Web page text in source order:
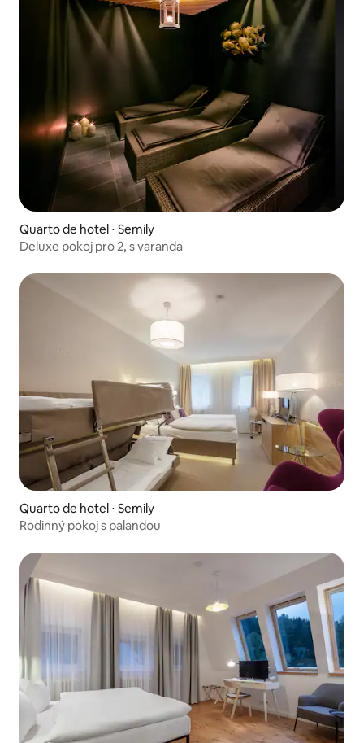
Quarto de hotel ⋅ Semily
Deluxe pokoj pro 2, s varanda
Quarto de hotel ⋅ Semily
Rodinný pokoj s palandou